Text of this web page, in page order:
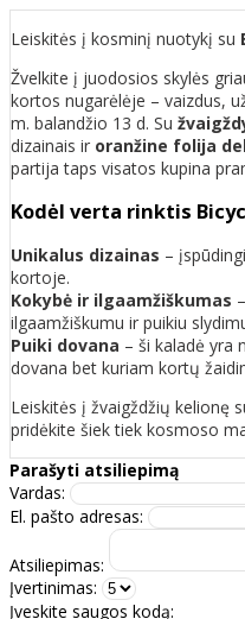
Leiskitės į kosminį nuotykį su
Žvelkite į juodosios skylės
kortos nugarėlėje – vaizdus,
m. balandžio 13 d. Su
dizainais ir oranžine folija
partija taps visatos kupina
Kodėl verta rinktis
Unikalus dizainas –
kortoje.
Kokybė ir ilgaamžiškumas
ilgaamžiškumu ir puikiu
Puiki dovana – ši kaladė yra
dovana bet kuriam kortų
Leiskitės į žvaigždžių kelionę
pridėkite šiek tiek kosmoso
Parašyti atsiliepimą
Vardas:
El. pašto adresas:
Atsiliepimas:
Įvertinimas:
Įveskite saugos kodą: